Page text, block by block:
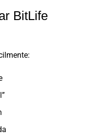
BitLife